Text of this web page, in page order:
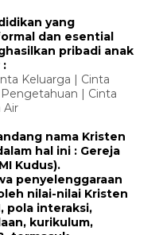
yang
dan esential
pribadi anak
:
Keluarga | Cinta
| Cinta
Air
nama Kristen
hal ini : Gereja
Kudus).
penyelenggaraan
nilai-nilai Kristen
pola interaksi,
kurikulum,